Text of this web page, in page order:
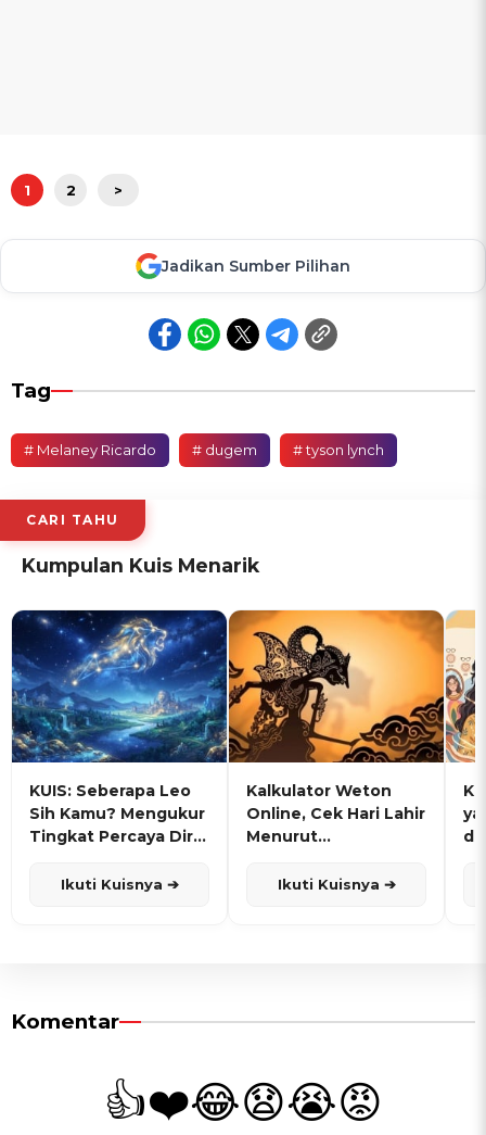
1 2 >
Jadikan Sumber Pilihan
Tag
# Melaney Ricardo # dugem # tyson lynch
CARI TAHU
Kumpulan Kuis Menarik
KUIS: Seberapa Leo
Sih Kamu? Mengukur
Tingkat Percaya Diri
Ikuti Kuisnya ➔
Kalkulator Weton
Online, Cek Hari Lahir
Menurut
Ikuti Kuisnya ➔
Komentar
👍❤️😂😧😭😡